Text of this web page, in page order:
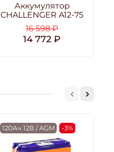
Аккумулятор
CHALLENGER A12-75
16 598 ₽
14 772 ₽
120Ач 12В / AGM -3%